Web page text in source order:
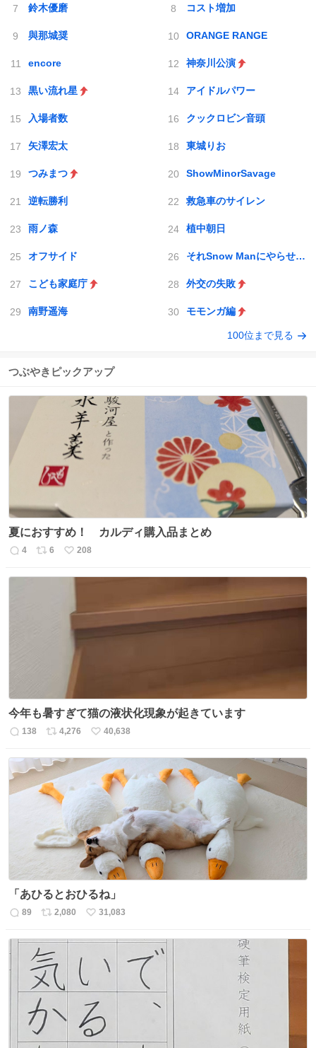
鈴木優磨 コスト増加
與那城奨 ORANGE RANGE
encore 神奈川公演
黒い流れ星 アイドルパワー
入場者数 クックロビン音頭
矢澤宏太 東城りお
つみまつ ShowMinorSavage
逆転勝利 救急車のサイレン
雨ノ森 植中朝日
オフサイド それSnow Manにやらせて下さい
こども家庭庁 外交の失敗
南野遥海 モモンガ編
100位まで見る
つぶやきピックアップ
夏におすすめ！ カルディ購入品まとめ
返
4
リ
6
い
208
今年も暑すぎて猫の液状化現象が起きています
返
138
リ
ス
ト
数
4,276
い
ね
数
40,638
「あひるとおひるね」
返
89
リ
ト
数
2,080
い
31,083